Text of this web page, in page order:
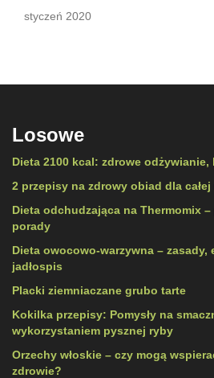
styczeń 2020
Losowe
Dieta 2100 kcal: zdrowe odżywianie,
2 przepisy na zdrowy obiad dla
Dieta odchudzająca na Thermomix
porady
Dieta owocowo-warzywna – zasady,
jadłospis
Placki ziemniaczane grubo tarte
Kokilka przepisy: Pomysły na
wykorzystaniem pysznej ryby
Orzechy włoskie – czy mogą
zdrowie?